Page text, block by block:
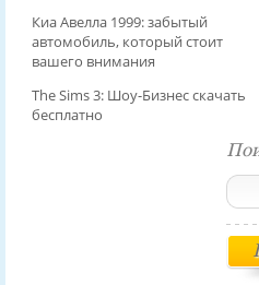
Киа Авелла 1999: забытый
автомобиль, который стоит
вашего внимания
The Sims 3: Шоу-Бизнес скачать
бесплатно